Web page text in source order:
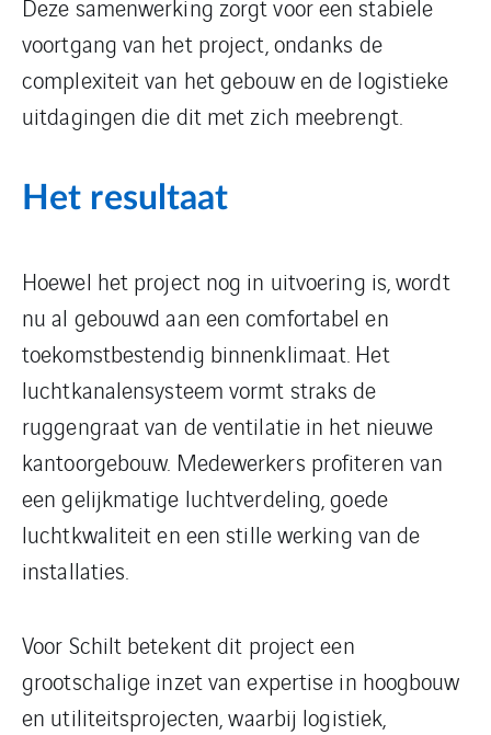
Deze samenwerking zorgt voor een stabiele
voortgang van het project, ondanks de
complexiteit van het gebouw en de logistieke
uitdagingen die dit met zich meebrengt.
Het resultaat
Hoewel het project nog in uitvoering is, wordt
nu al gebouwd aan een comfortabel en
toekomstbestendig binnenklimaat. Het
luchtkanalensysteem vormt straks de
ruggengraat van de ventilatie in het nieuwe
kantoorgebouw. Medewerkers profiteren van
een gelijkmatige luchtverdeling, goede
luchtkwaliteit en een stille werking van de
installaties.
Voor Schilt betekent dit project een
grootschalige inzet van expertise in hoogbouw
en utiliteitsprojecten, waarbij logistiek,